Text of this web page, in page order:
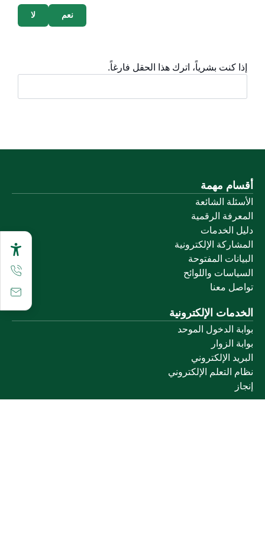
لا نعم
إذا كنت بشرياً، اترك هذا الحقل فارغاً.
أقسام مهمة
الأسئلة الشائعة
المعرفة الرقمية
دليل الخدمات
المشاركة الإلكترونية
البيانات المفتوحة
السياسات واللوائح
تواصل معنا
الخدمات الإلكترونية
بوابة الدخول الموحد
بوابة الزوار
البريد الإلكتروني
نظام التعلم الإلكتروني
إنجاز